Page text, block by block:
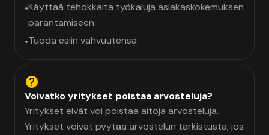
•Käyttää tehokkaita työkaluja asiakaskokemuksen
parantamiseen
•Tuoda esiin vahvuutensa
Voivatko yritykset poistaa arvosteluja?
Yritykset eivät voi poistaa aitoja arvosteluja.
Yritykset voivat pyytää arvostelun tarkistusta, jos